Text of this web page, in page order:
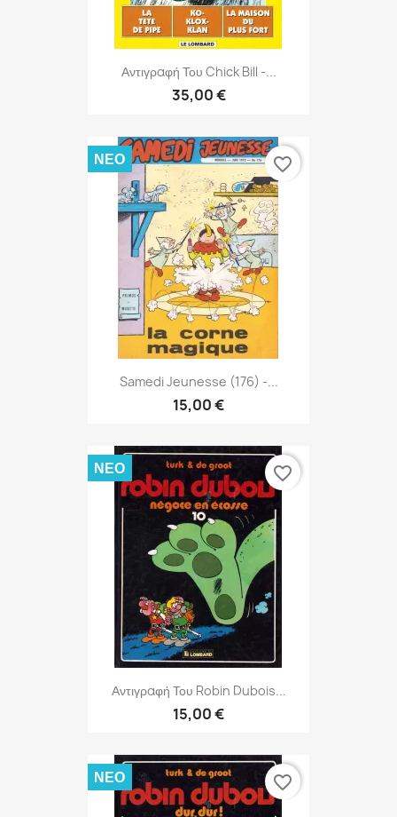
Αντιγραφή Του Chick Bill -...
35,00 €
Samedi Jeunesse (176) -...
15,00 €
ΝΈΟ favorite_border
Αντιγραφή Του Robin Dubois...
15,00 €
ΝΈΟ favorite_border
ΝΈΟ favorite_border